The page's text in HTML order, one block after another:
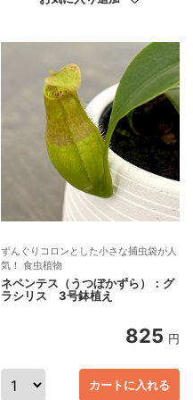
ずんぐりコロンとした小さな捕虫袋が人
気！ 食虫植物
ネペンテス（うつぼかずら）：グ
ラシリス 3号鉢植え
825 円
カートに入れる